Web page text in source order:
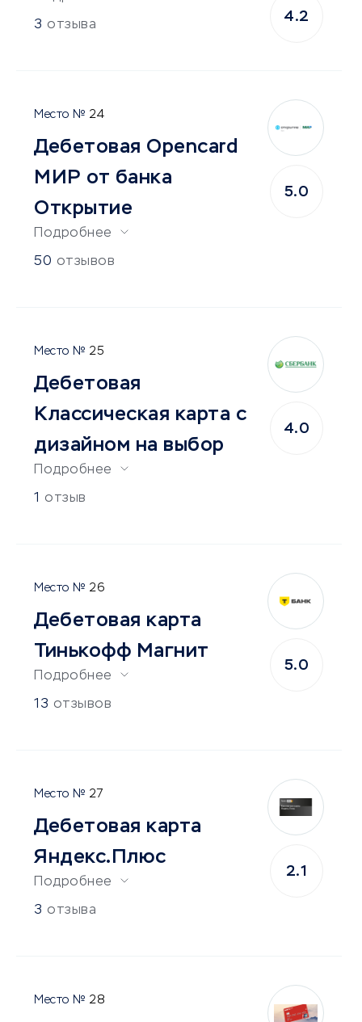
3 отзыва
4.2
24
Дебетовая Opencard
МИР от банка
Открытие
Подробнее
50 отзывов
5.0
25
Дебетовая
Классическая карта с
дизайном на выбор
Подробнее
1 отзыв
4.0
26
Дебетовая карта
Тинькофф Магнит
Подробнее
13 отзывов
5.0
27
Дебетовая карта
Яндекс.Плюс
Подробнее
3 отзыва
2.1
28